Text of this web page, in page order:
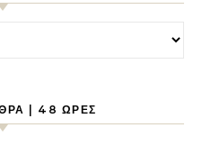
| 48 ΏΡΕΣ